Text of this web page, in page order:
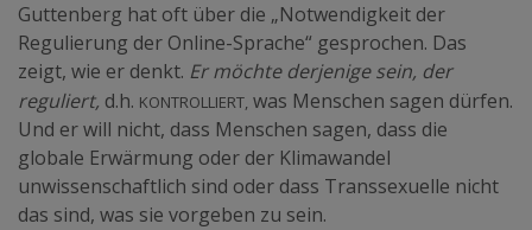
Guttenberg hat oft über die „Notwendigkeit der
Regulierung der Online-Sprache“ gesprochen. Das
zeigt, wie er denkt. Er möchte derjenige sein, der
reguliert, d.h. kontrolliert,was Menschen sagen dürfen.
Und er will nicht, dass Menschen sagen, dass die
globale Erwärmung oder der Klimawandel
unwissenschaftlich sind oder dass Transsexuelle nicht
das sind, was sie vorgeben zu sein.